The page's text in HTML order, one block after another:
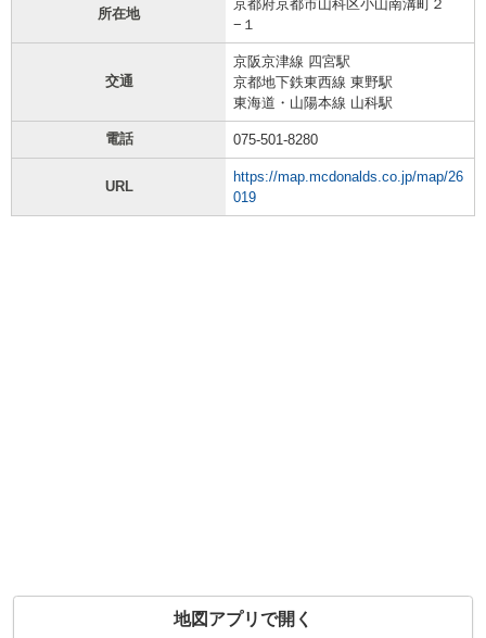
所在地
京都府京都市山科区小山南溝町２
−１
交通
京阪京津線 四宮駅
京都地下鉄東西線 東野駅
東海道・山陽本線 山科駅
電話 075-501-8280
URL
https://map.mcdonalds.co.jp/map/26
019
地図アプリで開く